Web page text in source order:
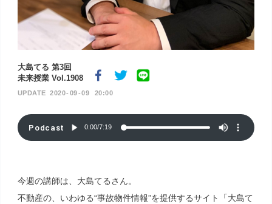
大島てる 第3回
未来授業 Vol.1908
2020 09 09 20:00
Podcast 0:00/7:19
今週の講師は、大島てるさん。
不動産の、いわゆる“事故物件情報”を提供するサイト「大島て